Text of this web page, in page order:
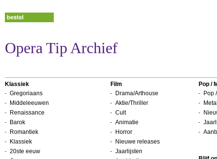
Opera Tip Archief
Klassiek
Gregoriaans
Middeleeuwen
Renaissance
Barok
Romantiek
Klassiek
20ste eeuw
Film
Drama/Arthouse
Aktie/Thriller
Cult
Animatie
Horror
Nieuwe releases
Jaarlijsten
Pop /
Pop